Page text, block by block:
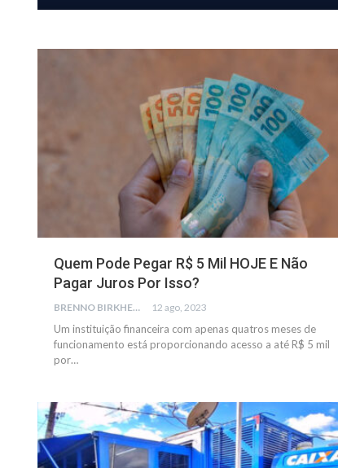
Quem Pode Pegar R$ 5 Mil HOJE E Não
Pagar Juros Por Isso?
BRENNO BIRKHEUER 12 ago, 2023
Um instituição financeira com apenas quatros meses de
funcionamento está proporcionando acesso a até R$ 5 mil
por…
GERAL